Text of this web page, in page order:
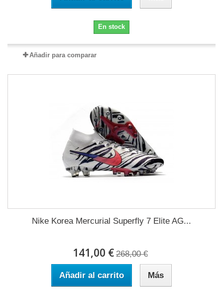
En stock
Añadir para comparar
Nike Korea Mercurial Superfly 7 Elite AG...
141,00 € 268,00 €
Añadir al carrito Más